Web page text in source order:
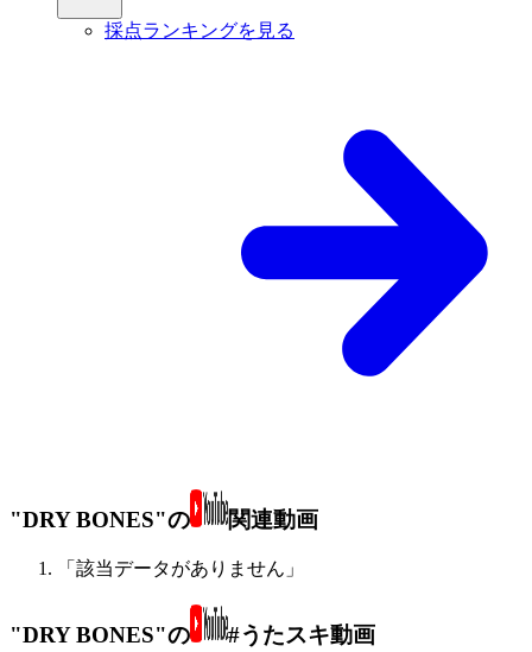
採点ランキングを見る
"DRY BONES"の 関連動画
「該当データがありません」
"DRY BONES"の #うたスキ動画